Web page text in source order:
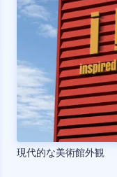
現代的な美術館外観